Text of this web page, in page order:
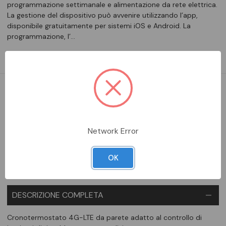
programmazione settimanale e alimentazione da rete elettrica.
La gestione del dispositivo può avvenire utilizzando l’app,
disponibile gratuitamente per sistemi iOS e Android. La
programmazione, l’…
Leggi la descrizione completa
Aggiungi alla comparazione
DESCRIZIONE COMPLETA
Cronotermostato 4G-LTE da parete adatto al controllo di
Network Error
OK